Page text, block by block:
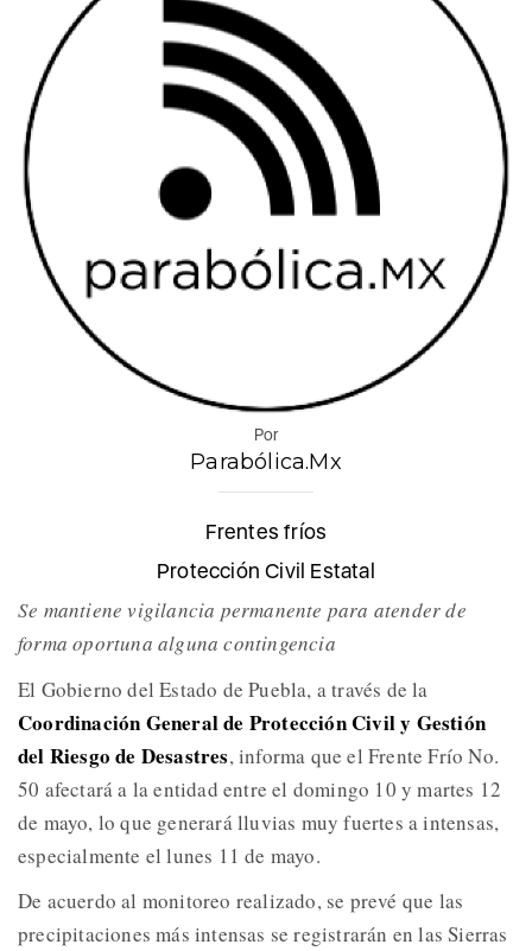
Por
Parabólica.Mx
Frentes fríos
Protección Civil Estatal
Se mantiene vigilancia permanente para atender de
forma oportuna alguna contingencia
El Gobierno del Estado de Puebla, a través de la
Coordinación General de Protección Civil y Gestión
del Riesgo de Desastres, informa que el Frente Frío No.
50 afectará a la entidad entre el domingo 10 y martes 12
de mayo, lo que generará lluvias muy fuertes a intensas,
especialmente el lunes 11 de mayo.
De acuerdo al monitoreo realizado, se prevé que las
precipitaciones más intensas se registrarán en las Sierras